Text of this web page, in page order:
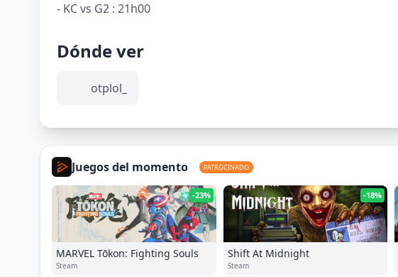
- KC vs G2 : 21h00
Dónde ver
otplol_
Juegos del momento PATROCINADO
-23%
MARVEL Tōkon: Fighting Souls
Steam
-18%
Shift At Midnight
Steam